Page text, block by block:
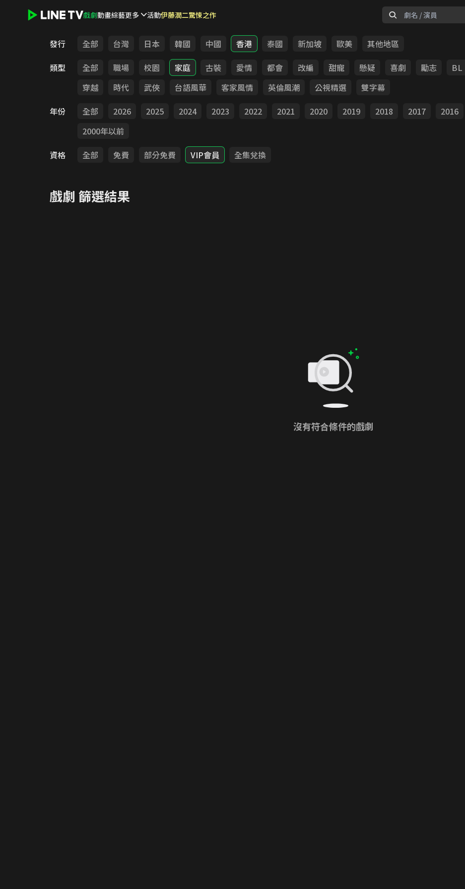
戲劇動畫綜藝更多 活動伊藤潤二驚悚之作
發行 全部 台灣 日本 韓國 中國 香港 泰國 新加坡 歐美
其他地區
類型
全部 職場 校園 家庭 古裝 愛情 都會 改編 甜寵 懸疑 喜劇 勵志 BL
穿越
時代 武俠 台語風華 客家風情 英倫風潮 公視精選
雙字幕
年份
全部 2026 2025 2024 2023 2022 2021 2020 2019 2018 2017 2016
2000年以前
資格
全部 免費 部分免費 VIP會員 全集兌換
戲劇 篩選結果
沒有符合條件的戲劇